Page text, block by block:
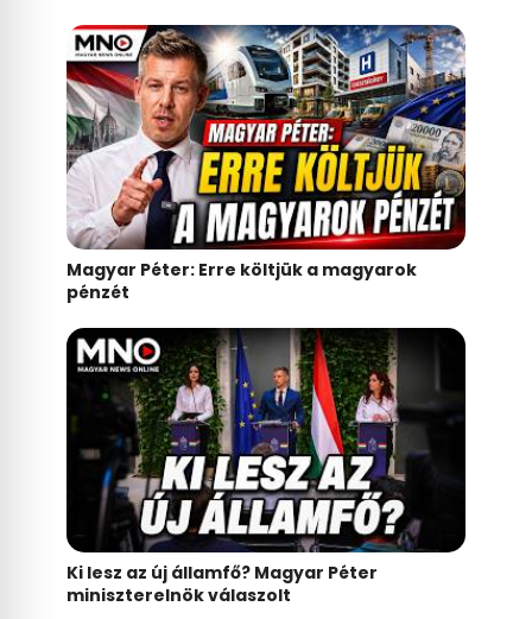
Magyar Péter: Erre költjük a magyarok
pénzét
Ki lesz az új államfő? Magyar Péter
miniszterelnök válaszolt